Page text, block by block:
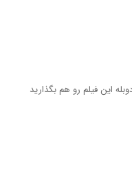
این فیلم رو هم بگذارید